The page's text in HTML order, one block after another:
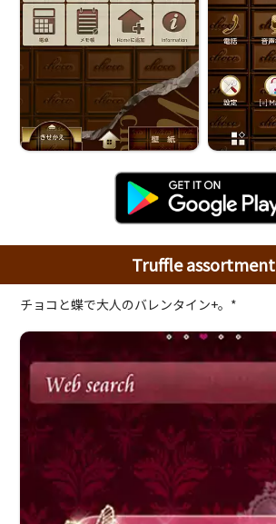
Truffle assortment
チョコと蝶で大人のバレンタイン+。*